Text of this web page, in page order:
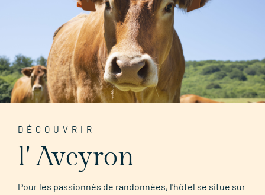
DÉCOUVRIR
l' Aveyron
Pour les passionnés de randonnées, l'hôtel se situe sur